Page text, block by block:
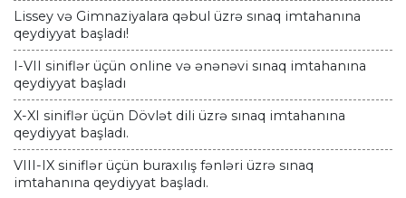
Lissey və Gimnaziyalara qəbul üzrə sınaq imtahanına
qeydiyyat başladı!
I-VII siniflər üçün online və ənənəvi sınaq imtahanına
qeydiyyat başladı
X-XI siniflər üçün Dövlət dili üzrə sınaq imtahanına
qeydiyyat başladı.
VIII-IX siniflər üçün buraxılış fənləri üzrə sınaq
imtahanına qeydiyyat başladı.